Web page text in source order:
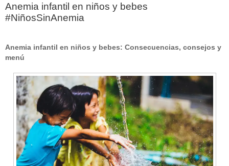
ADMINISTRAR
Anemia infantil en niños y bebes
#NiñosSinAnemia
Anemia infantil en niños y bebes: Consecuencias, consejos y
menú